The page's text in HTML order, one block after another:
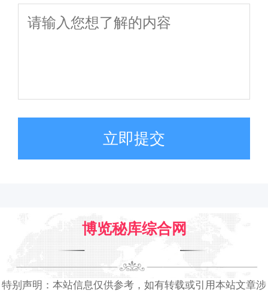
立即提交
博览秘库综合网
特别声明：本站信息仅供参考，如有转载或引用本站文章涉